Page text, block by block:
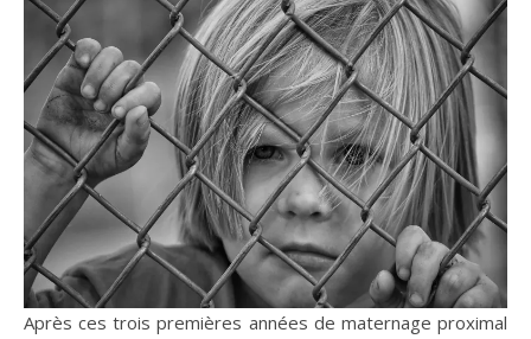
Après ces trois premières années de maternage proximal